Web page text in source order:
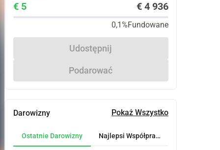
€ 5 € 4 936
0,1%Fundowane
Udostępnij
Podarować
Darowizny Pokaż Wszystko
Ostatnie Darowizny Najlepsi Współpracownicy